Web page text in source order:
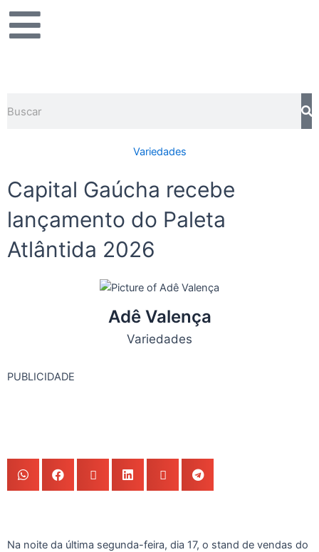
para
Variedades
Capital Gaúcha recebe
lançamento do Paleta
Atlântida 2026
Adê Valença
Variedades
PUBLICIDADE
Na noite da última segunda-feira, dia 17, o stand de vendas do